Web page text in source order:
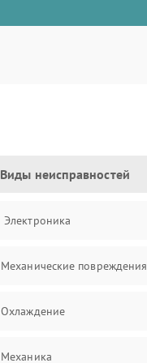
Виды неисправностей
Электроника
Механические повреждения
Охлаждение
Механика